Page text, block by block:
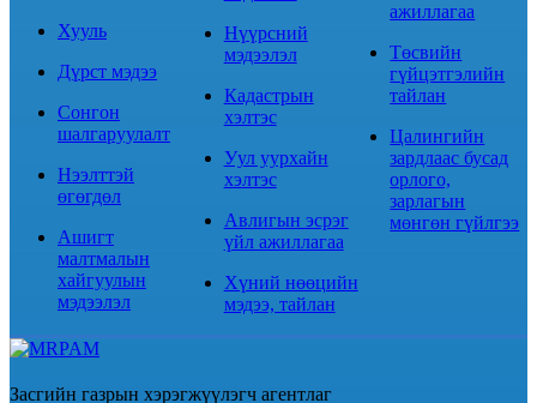
Хууль
Дүрст мэдээ
Сонгон
шалгаруулалт
Нээлттэй
өгөгдөл
Ашигт
малтмалын
хайгуулын
мэдээлэл
Нүүрсний
мэдээлэл
Кадастрын
хэлтэс
Уул уурхайн
хэлтэс
Авлигын эсрэг
үйл ажиллагаа
Хүний нөөцийн
мэдээ, тайлан
ажиллагаа
Төсвийн
гүйцэтгэлийн
тайлан
Цалингийн
зардлаас бусад
орлого,
зарлагын
мөнгөн гүйлгээ
Засгийн газрын хэрэгжүүлэгч агентлаг